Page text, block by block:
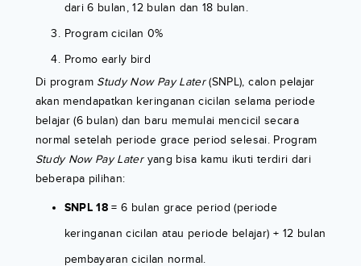
dari 6 bulan, 12 bulan dan 18 bulan.
Program cicilan 0%
Promo early bird
Di program Study Now Pay Later(SNPL), calon pelajar
akan mendapatkan keringanan cicilan selama periode
belajar (6 bulan) dan baru memulai mencicil secara
normal setelah periode grace period selesai. Program
Study Now Pay Lateryang bisa kamu ikuti terdiri dari
beberapa pilihan:
SNPL 18= 6 bulan grace period (periode
keringanan cicilan atau periode belajar) + 12 bulan
pembayaran cicilan normal.